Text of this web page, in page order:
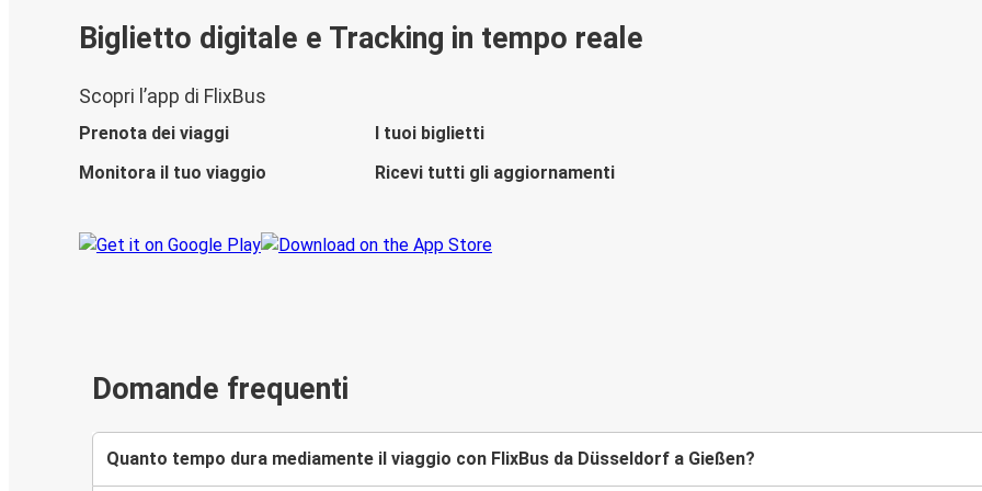
Biglietto digitale e Tracking in tempo reale
Scopri l’app di FlixBus
Prenota dei viaggi
I tuoi biglietti
Monitora il tuo viaggio
Ricevi tutti gli aggiornamenti
Domande frequenti
Quanto tempo dura mediamente il viaggio con FlixBus da Düsseldorf a Gießen?